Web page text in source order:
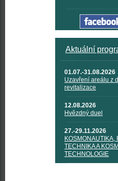
Aktuální
01.07.-31.08.2026
Uzavření areálu z
revitalizace
12.08.2026
Hvězdný duel
27.-29.11.2026
KOSMONAUTIKA,
TECHNIKA A
TECHNOLOGIE